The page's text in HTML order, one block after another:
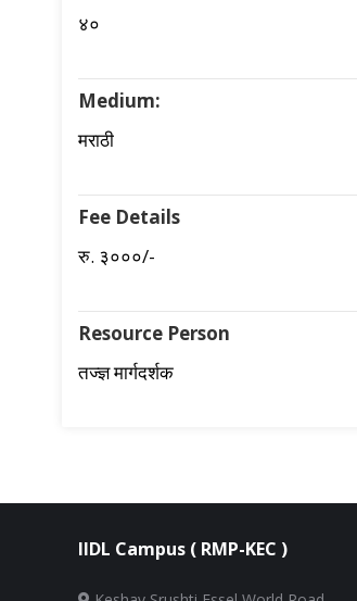
४०
Medium:
मराठी
Fee Details
रु. ३०००/-
Resource Person
तज्ज्ञ मार्गदर्शक
IIDL Campus ( RMP-KEC )